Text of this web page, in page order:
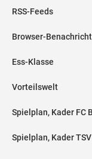
RSS-Feeds
Browser-
Ess-Klasse
Vorteilswelt
Spielplan, Kader FC
Spielplan, Kader